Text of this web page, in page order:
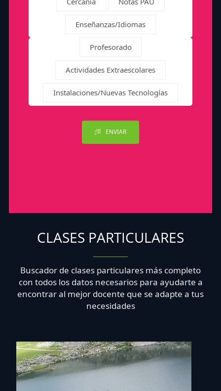
Enseñanzas/Idiomas
Profesorado
Actividades Extraescolares
Instalaciones/Nuevas Tecnologías
ENVIAR
CLASES PARTICULARES
Buscador de clases particulares más completo
con todos los datos necesarios para ayudarte a
encontrar al mejor docente que se adapte a tus
necesidades